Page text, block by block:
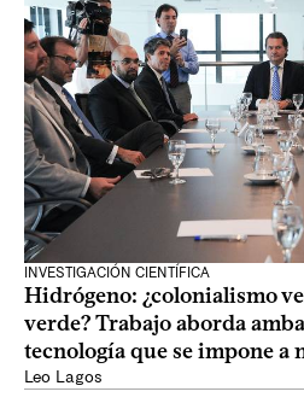
INVESTIGACIÓN CIENTÍFICA
Hidrógeno: ¿colonialismo
verde? Trabajo aborda
tecnología que se impone a
Leo Lagos